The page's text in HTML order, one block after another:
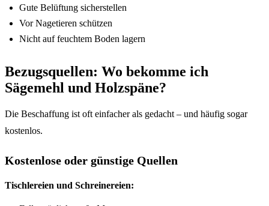
Gute Belüftung sicherstellen
Vor Nagetieren schützen
Nicht auf feuchtem Boden lagern
Bezugsquellen: Wo bekomme ich
Sägemehl und Holzspäne?
Die Beschaffung ist oft einfacher als gedacht – und häufig sogar
kostenlos.
Kostenlose oder günstige Quellen
Tischlereien und Schreinereien: